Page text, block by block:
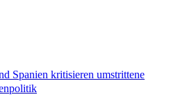
Spanien kritisieren umstrittene